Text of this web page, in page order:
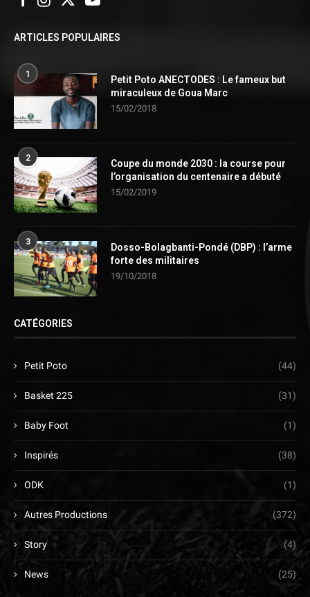
ARTICLES POPULAIRES
1
Petit Poto ANECTODES : Le fameux but
miraculeux de Goua Marc
15/02/2018
2
Coupe du monde 2030 : la course pour
l’organisation du centenaire a débuté
15/02/2019
3
Dosso-Bolagbanti-Pondé (DBP) : l’arme
forte des militaires
19/10/2018
CATÉGORIES
Petit Poto (44)
Basket 225 (31)
Baby Foot (1)
Inspirés (38)
ODK (1)
Autres Productions (372)
Story (4)
News (25)